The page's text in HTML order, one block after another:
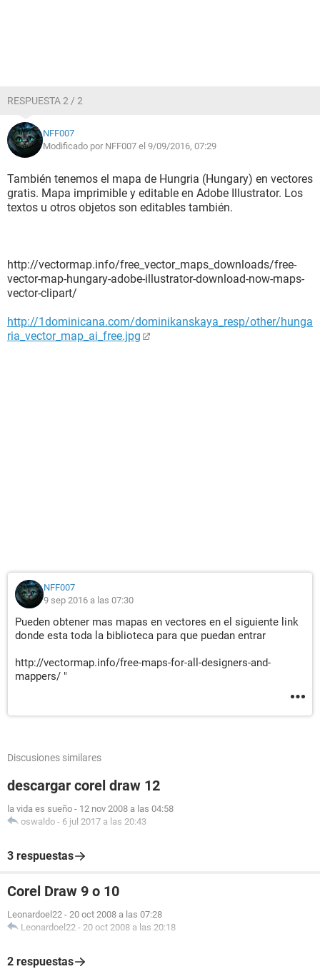
RESPUESTA 2 / 2
NFF007
Modificado por NFF007 el 9/09/2016, 07:29
También tenemos el mapa de Hungria (Hungary) en vectores
gratis. Mapa imprimible y editable en Adobe Illustrator. Los
textos u otros objetos son editables también.
http://vectormap.info/free_vector_maps_downloads/free-
vector-map-hungary-adobe-illustrator-download-now-maps-
vector-clipart/
http://1dominicana.com/dominikanskaya_resp/other/hunga
ria_vector_map_ai_free.jpg
NFF007
9 sep 2016 a las 07:30
Pueden obtener mas mapas en vectores en el siguiente link
donde esta toda la biblioteca para que puedan entrar
http://vectormap.info/free-maps-for-all-designers-and-
mappers/ "
Discusiones similares
descargar corel draw 12
la vida es sueño - 12 nov 2008 a las 04:58
oswaldo - 6 jul 2017 a las 20:43
3 respuestas
Corel Draw 9 o 10
Leonardoel22 - 20 oct 2008 a las 07:28
Leonardoel22 - 20 oct 2008 a las 20:18
2 respuestas